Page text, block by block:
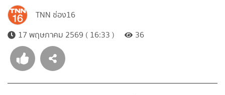
TNN ช่อง16
17 พฤษภาคม 2569 ( 16:33 )
36